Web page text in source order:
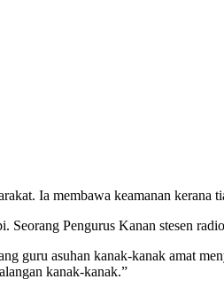
Ia membawa keamanan kerana
Seorang Pengurus Kanan stesen
guru asuhan kanak-kanak amat
kanak-kanak.”